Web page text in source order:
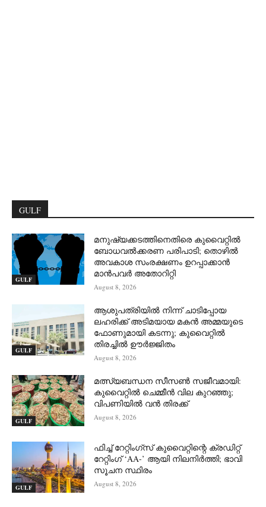
GULF
GULF
മനുഷ്യക്കടത്തിനെതിരെ കുവൈറ്റിൽ
ബോധവൽക്കരണ പരിപാടി; തൊഴിൽ
അവകാശ സംരക്ഷണം ഉറപ്പാക്കാൻ
മാൻപവർ അതോറിറ്റി
August 8, 2026
GULF
ആശുപത്രിയിൽ നിന്ന് ചാടിപ്പോയ
ലഹരിക്ക് അടിമയായ മകൻ അമ്മയുടെ
ഫോണുമായി കടന്നു; കുവൈറ്റിൽ
തിരച്ചിൽ ഊർജ്ജിതം
August 8, 2026
GULF
മത്സ്യബന്ധന സീസൺ സജീവമായി:
കുവൈറ്റിൽ ചെമ്മീൻ വില കുറഞ്ഞു;
വിപണിയിൽ വൻ തിരക്ക്
August 8, 2026
GULF
ഫിച്ച് റേറ്റിംഗ്സ് കുവൈറ്റിന്റെ ക്രഡിറ്റ്
റേറ്റിംഗ് ‘AA-’ ആയി നിലനിർത്തി; ഭാവി
സൂചന സ്ഥിരം
August 8, 2026